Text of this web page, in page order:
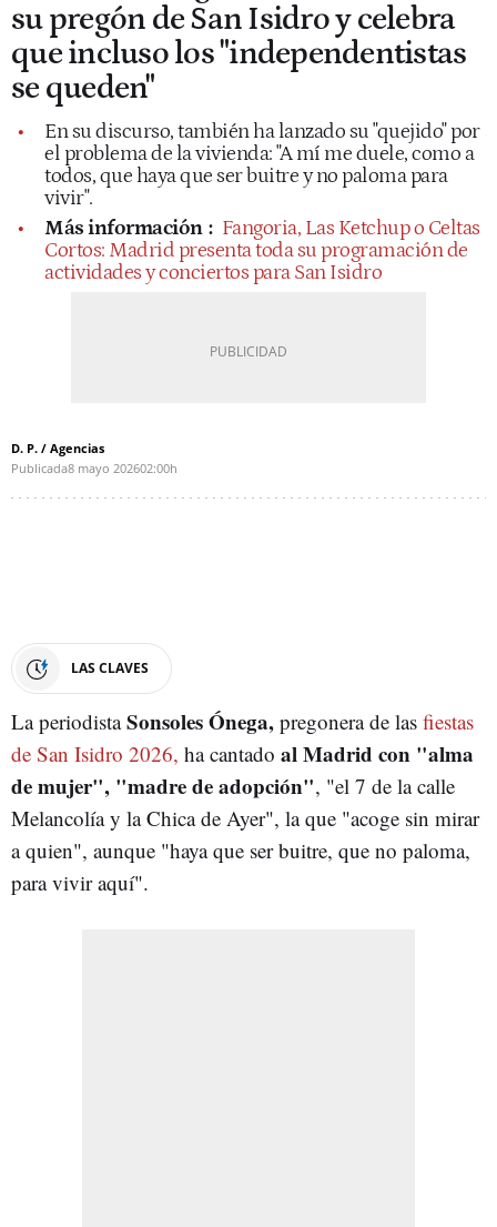
su pregón de San Isidro y celebra
que incluso los "independentistas
se queden"
En su discurso, también ha lanzado su "quejido" por
el problema de la vivienda: "A mí me duele, como a
todos, que haya que ser buitre y no paloma para
vivir".
Más información : Fangoria, Las Ketchup o Celtas
Cortos: Madrid presenta toda su programación de
actividades y conciertos para San Isidro
D. P. / Agencias
Publicada8 mayo 202602:00h
LAS CLAVES
La periodistaSonsoles Ónega, pregonera de las fiestas
de San Isidro 2026, ha cantado al Madrid con "alma
de mujer", "madre de adopción", "el 7 de la calle
Melancolía y la Chica de Ayer", la que "acoge sin mirar
a quien", aunque "haya que ser buitre, que no paloma,
para vivir aquí".